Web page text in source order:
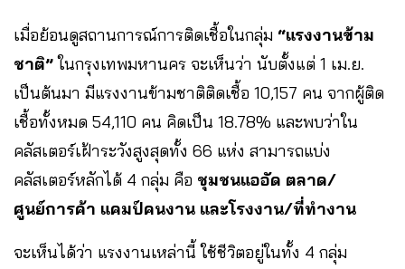
เมื่อย้อนดูสถานการณ์การติดเชื้อในกลุ่ม “แรงงานข้าม
ชาติ”ในกรุงเทพมหานคร จะเห็นว่า นับตั้งแต่ 1 เม.ย.
เป็นต้นมา มีแรงงานข้ามชาติติดเชื้อ 10,157 คน จากผู้ติด
เชื้อทั้งหมด 54,110 คน คิดเป็น 18.78% และพบว่าใน
คลัสเตอร์เฝ้าระวังสูงสุดทั้ง 66 แห่ง สามารถแบ่ง
คลัสเตอร์หลักได้ 4 กลุ่ม คือ ชุมชนแออัด ตลาด/
ศูนย์การค้า แคมป์คนงาน และโรงงาน/ที่ทำงาน
จะเห็นได้ว่า แรงงานเหล่านี้ ใช้ชีวิตอยู่ในทั้ง 4 กลุ่ม